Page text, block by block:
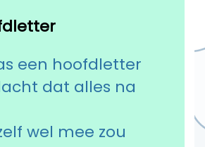
een hoofdletter
dat alles na
wel mee zou